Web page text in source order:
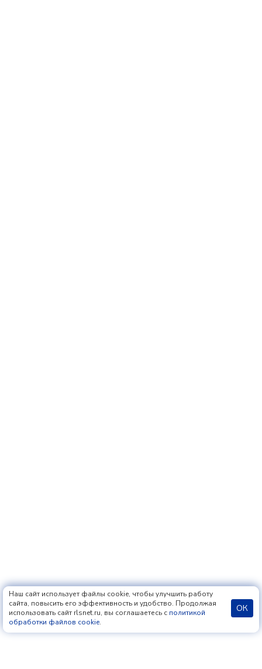
Наш сайт использует файлы cookie, чтобы улучшить работу
сайта, повысить его эффективность и удобство. Продолжая
использовать сайт rlsnet.ru, вы соглашаетесь с политикой
обработки файлов cookie.
ОК